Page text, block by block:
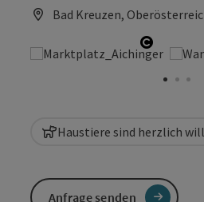
Bad Kreuzen,
Haustiere sind herzlich
Anfrage senden